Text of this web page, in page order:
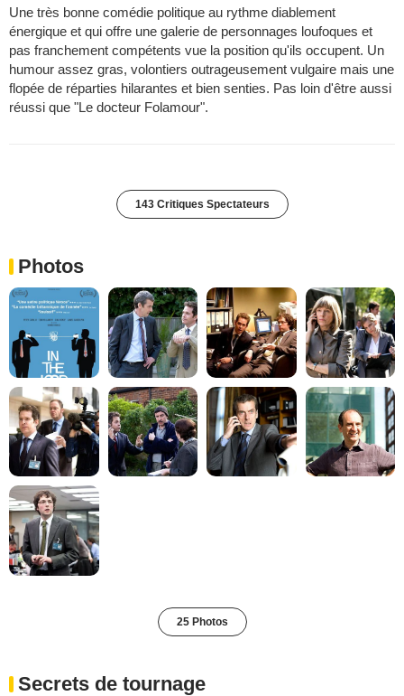
Une très bonne comédie politique au rythme diablement
énergique et qui offre une galerie de personnages loufoques et
pas franchement compétents vue la position qu'ils occupent. Un
humour assez gras, volontiers outrageusement vulgaire mais une
flopée de réparties hilarantes et bien senties. Pas loin d'être aussi
réussi que "Le docteur Folamour".
143 Critiques Spectateurs
Photos
25 Photos
Secrets de tournage